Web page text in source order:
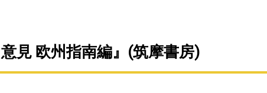
見 欧州指南編』(筑摩書房)